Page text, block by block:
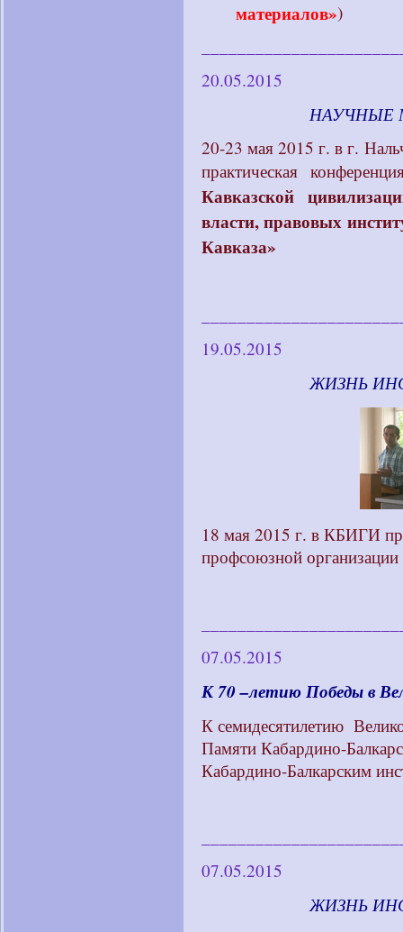
материалов»)
20.05.2015
НАУЧНЫЕ
20-23 мая 2015 г. в г.
практическая
Кавказской
власти, правовых
Кавказа»
19.05.2015
ЖИЗНЬ
18 мая 2015 г. в КБИГИ
профсоюзной
07.05.2015
К 70 –летию Победы в
К семидесятилетию
Памяти Кабардино-
Кабардино-Балкарским
07.05.2015
ЖИЗНЬ